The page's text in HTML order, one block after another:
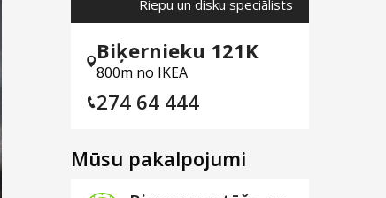
Riepu un disku speciālists
Biķernieku 121K
800m no IKEA
274 64 444
Mūsu pakalpojumi